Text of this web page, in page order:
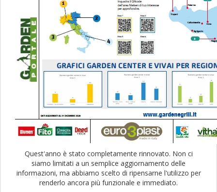
Quest'anno è stato completamente rinnovato. Non ci
siamo limitati a un semplice aggiornamento delle
informazioni, ma abbiamo scelto di ripensarne l'utilizzo per
renderlo ancora più funzionale e immediato.